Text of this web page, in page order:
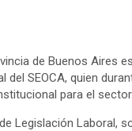
de Buenos Aires
SEOCA, quien
para el sector.
Legislación Laboral,